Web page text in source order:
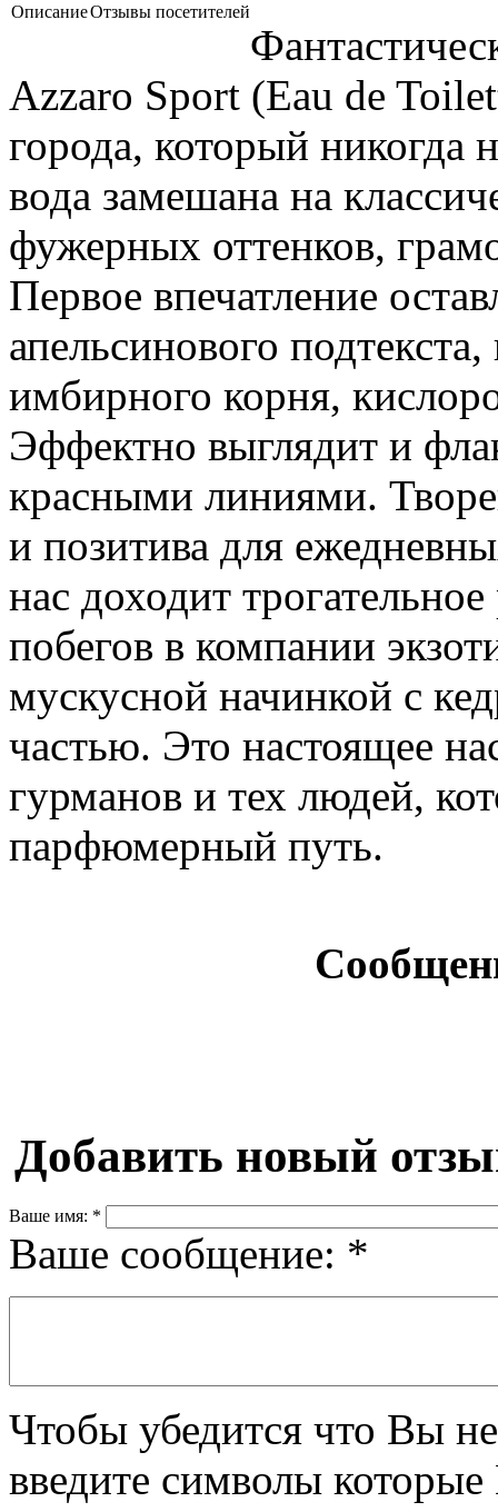
ОписаниеОтзывы посетителей
Azzaro Sport (Eau de
города, который никогда
вода замешана на
фужерных оттенков,
Первое впечатление
апельсинового
имбирного корня,
Эффектно выглядит и
красными линиями.
и позитива для
нас доходит
побегов в компании
мускусной начинкой с
частью. Это настоящее
гурманов и тех людей,
парфюмерный путь.
Добавить новый
Ваше имя: *
Ваше сообщение: *
Чтобы убедится что Вы
введите символы